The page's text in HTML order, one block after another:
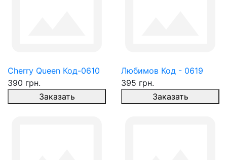
Cherry Queen Код-0610
390 грн.
Заказать
Любимов Код - 0619
395 грн.
Заказать